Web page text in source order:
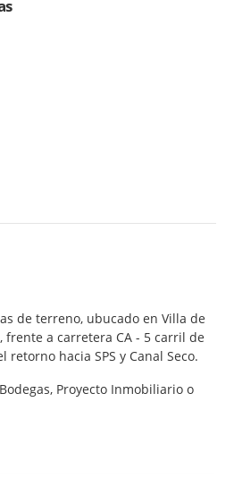
de terreno, ubucado en Villa de
frente a carretera CA - 5 carril de
retorno hacia SPS y Canal Seco.
Proyecto Inmobiliario o